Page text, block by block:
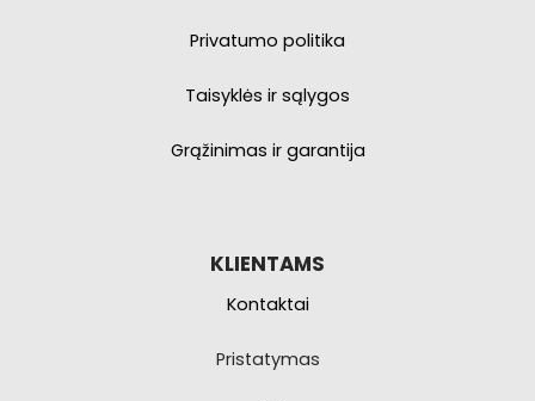
puslapyje.Privatumo politika
Taisyklės ir sąlygos
Grąžinimas ir garantija
KLIENTAMS
Kontaktai
Pristatymas